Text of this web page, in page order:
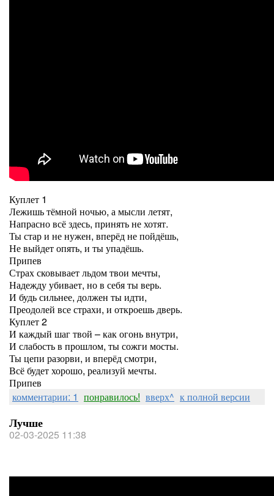
Куплет 1
Лежишь тёмной ночью, а мысли летят,
Напрасно всё здесь, принять не хотят.
Ты стар и не нужен, вперёд не пойдёшь,
Не выйдет опять, и ты упадёшь.
Припев
Страх сковывает льдом твои мечты,
Надежду убивает, но в себя ты верь.
И будь сильнее, должен ты идти,
Преодолей все страхи, и откроешь дверь.
Куплет 2
И каждый шаг твой – как огонь внутри,
И слабость в прошлом, ты сожги мосты.
Ты цепи разорви, и вперёд смотри,
Всё будет хорошо, реализуй мечты.
Припев
комментарии: 1 понравилось! вверх^ к полной версии
Лучше
02-03-2025 11:38